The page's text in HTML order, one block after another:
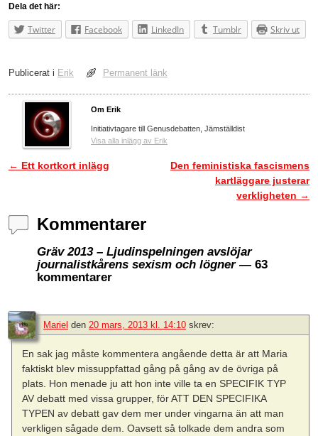
Dela det här:
Twitter Facebook LinkedIn Tumblr Skriv ut
Publicerat i Erik Permanent länk
Om Erik
Initiativtagare till Genusdebatten, Jämställdist
Visa alla inlägg av Erik
Inläggsnavigering
← Ett kortkort inlägg
Den feministiska fascismens
kartläggare justerar
verkligheten →
Kommentarer
Gräv 2013 – Ljudinspelningen avslöjar
journalistkårens sexism och lögner— 63
kommentarer
Mariel den 20 mars, 2013 kl. 14:10 skrev:
En sak jag måste kommentera angående detta är att Maria
faktiskt blev missuppfattad gång på gång av de övriga på
plats. Hon menade ju att hon inte ville ta en SPECIFIK TYP
AV debatt med vissa grupper, för ATT DEN SPECIFIKA
TYPEN av debatt gav dem mer under vingarna än att man
verkligen sågade dem. Oavsett så tolkade dem andra som